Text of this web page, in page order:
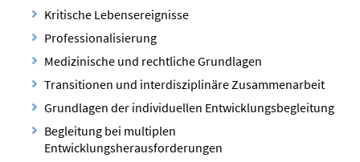
Kritische Lebensereignisse
Professionalisierung
Medizinische und rechtliche Grundlagen
Transitionen und interdisziplinäre Zusammenarbeit
Grundlagen der individuellen Entwicklungsbegleitung
Begleitung bei multiplen
Entwicklungsherausforderungen